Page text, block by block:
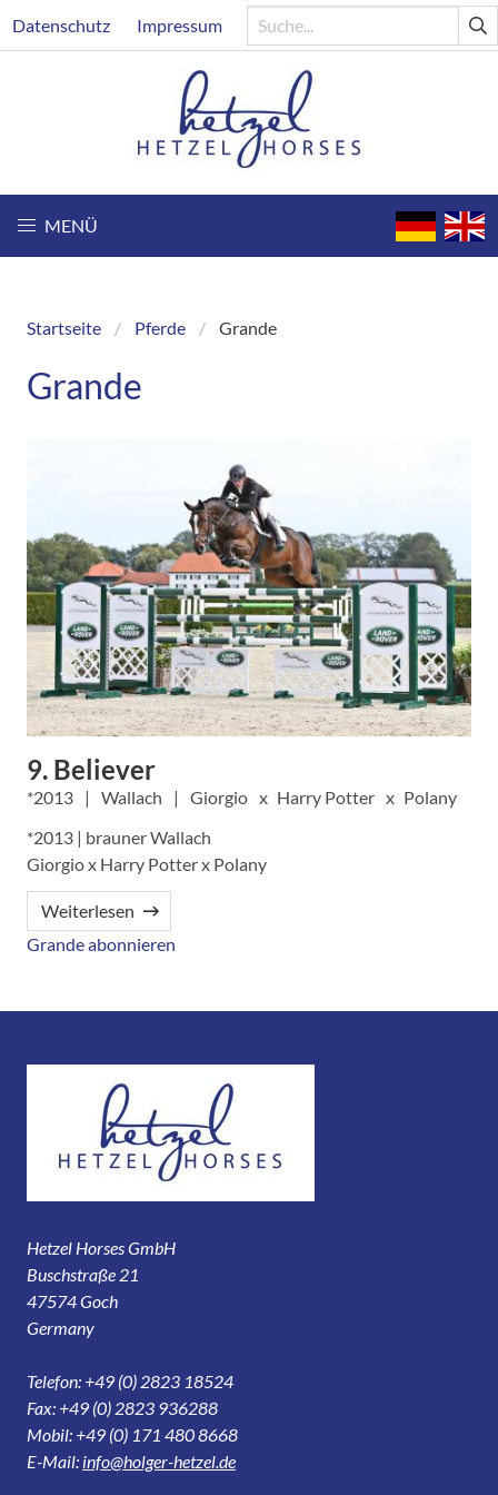
zum
Header
Datenschutz Impressum
MENÜ
Breadcrumb
Startseite Pferde Grande
Grande
9. Believer
2013 Wallach Giorgio Harry Potter
Polany
*2013 | brauner Wallach
Giorgio x Harry Potter x Polany
Weiterlesen
Grande abonnieren
Hetzel Horses GmbH
Buschstraße 21
47574 Goch
Germany
Telefon: +49 (0) 2823 18524
Fax: +49 (0) 2823 936288
Mobil: +49 (0) 171 480 8668
E-Mail: info@holger-hetzel.de